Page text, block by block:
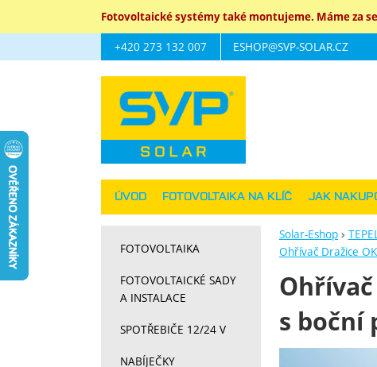
Fotovoltaické systémy také montujeme. Máme za
Solar-Eshop
Ohřívač Dražice
Ohřívač
s boční
FOTOVOLTAIKA
FOTOVOLTAICKÉ SADY
A INSTALACE
SPOTŘEBIČE 12/24 V
NABÍJEČKY
Navigace
+420 273 132 007 ESHOP@SVP-SOLAR.CZ
ÚVOD FOTOVOLTAIKA NA KLÍČ JAK